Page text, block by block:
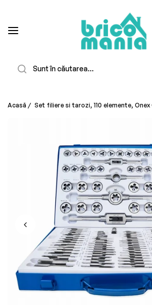
Acasă / Set filiere si tarozi, 110 elemente, Onex